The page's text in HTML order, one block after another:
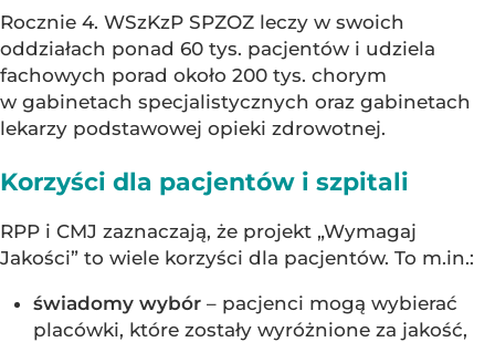
Rocznie 4. WSzKzP SPZOZ leczy w swoich
oddziałach ponad 60 tys. pacjentów i udziela
fachowych porad około 200 tys. chorym
w gabinetach specjalistycznych oraz gabinetach
lekarzy podstawowej opieki zdrowotnej.
Korzyści dla pacjentów i szpitali
RPP i CMJ zaznaczają, że projekt „Wymagaj
Jakości” to wiele korzyści dla pacjentów. To m.in.:
świadomy wybór – pacjenci mogą wybierać
placówki, które zostały wyróżnione za jakość,